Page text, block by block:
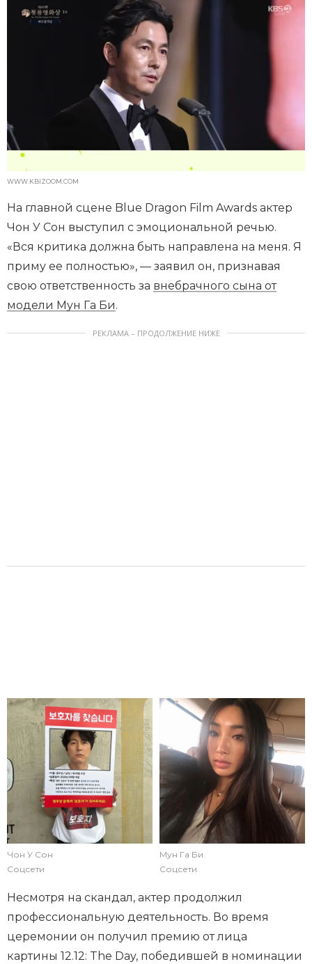
WWW.KBIZOOM.COM
На главной сцене Blue Dragon Film Awards актер
Чон У Сон выступил с эмоциональной речью.
«Вся критика должна быть направлена на меня. Я
приму ее полностью», — заявил он, признавая
свою ответственность за внебрачного сына от
модели Мун Га Би.
РЕКЛАМА – ПРОДОЛЖЕНИЕ НИЖЕ
Чон У Сон
Соцсети
Мун Га Би
Соцсети
Несмотря на скандал, актер продолжил
профессиональную деятельность. Во время
церемонии он получил премию от лица
картины 12.12: The Day, победившей в номинации